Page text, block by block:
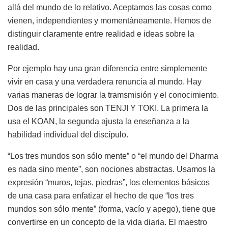
allá del mundo de lo relativo. Aceptamos las cosas como
vienen, independientes y momentáneamente. Hemos de
distinguir claramente entre realidad e ideas sobre la
realidad.
Por ejemplo hay una gran diferencia entre simplemente
vivir en casa y una verdadera renuncia al mundo. Hay
varias maneras de lograr la tramsmisión y el conocimiento.
Dos de las principales son TENJI Y TOKI. La primera la
usa el KOAN, la segunda ajusta la enseñanza a la
habilidad individual del discípulo.
“Los tres mundos son sólo mente” o “el mundo del Dharma
es nada sino mente”, son nociones abstractas. Usamos la
expresión “muros, tejas, piedras”, los elementos básicos
de una casa para enfatizar el hecho de que “los tres
mundos son sólo mente” (forma, vacío y apego), tiene que
convertirse en un concepto de la vida diaria. El maestro